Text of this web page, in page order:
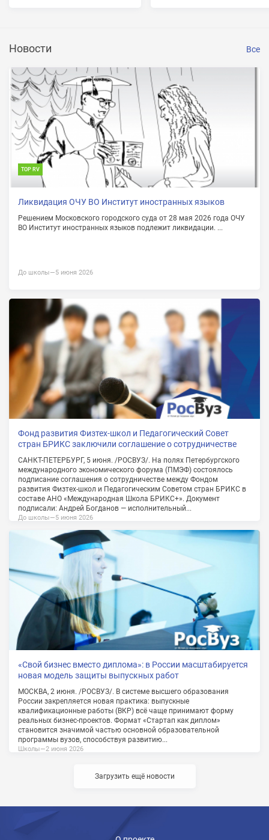
Новости Все
TOP RV
Ликвидация ОЧУ ВО Институт иностранных языков
Решением Московского городского суда от 28 мая 2026 года ОЧУ
ВО Институт иностранных языков подлежит ликвидации. ...
До школы—5 июня 2026
Фонд развития Физтех-школ и Педагогический Совет
стран БРИКС заключили соглашение о сотрудничестве
САНКТ-ПЕТЕРБУРГ, 5 июня. /РОСВУЗ/. На полях Петербургского
международного экономического форума (ПМЭФ) состоялось
подписание соглашения о сотрудничестве между Фондом
развития Физтех-школ и Педагогическим Советом стран БРИКС в
составе АНО «Международная Школа БРИКС+». Документ
подписали: Андрей Богданов — исполнительный...
До школы—5 июня 2026
«Свой бизнес вместо диплома»: в России масштабируется
новая модель защиты выпускных работ
МОСКВА, 2 июня. /РОСВУЗ/. В системе высшего образования
России закрепляется новая практика: выпускные
квалификационные работы (ВКР) всё чаще принимают форму
реальных бизнес-проектов. Формат «Стартап как диплом»
становится значимой частью основной образовательной
программы вузов, способствуя развитию...
Школы—2 июня 2026
Загрузить ещё новости